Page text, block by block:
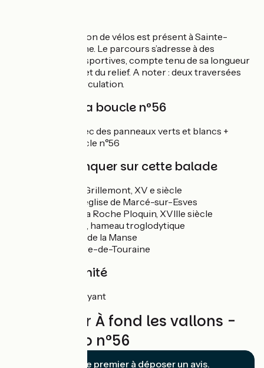
Un point de location de vélos est présent à Sainte-
Maure-de-Touraine. Le parcours s’adresse à des
personnes assez sportives, compte tenu de sa longueur
de 40 kilomètres et du relief. A noter : deux traversées
d’axes à grande circulation.
Balisage de la boucle n°56
Boucle balisée avec des panneaux verts et blancs +
numéro de la boucle n°56
À ne pas manquer sur cette balade
Château de Grillemont, XV e siècle
Vitraux de l’église de Marcé-sur-Esves
Château de la Roche Ploquin, XVIIIe siècle
Les Coteaux, hameau troglodytique
Les Vergers de la Manse
Sainte-Maure-de-Touraine
Gare à proximité
Sainte-Maure-Noyant
Reviews for À fond les vallons -
Boucle vélo n°56
Soyez le premier à déposer un avis.